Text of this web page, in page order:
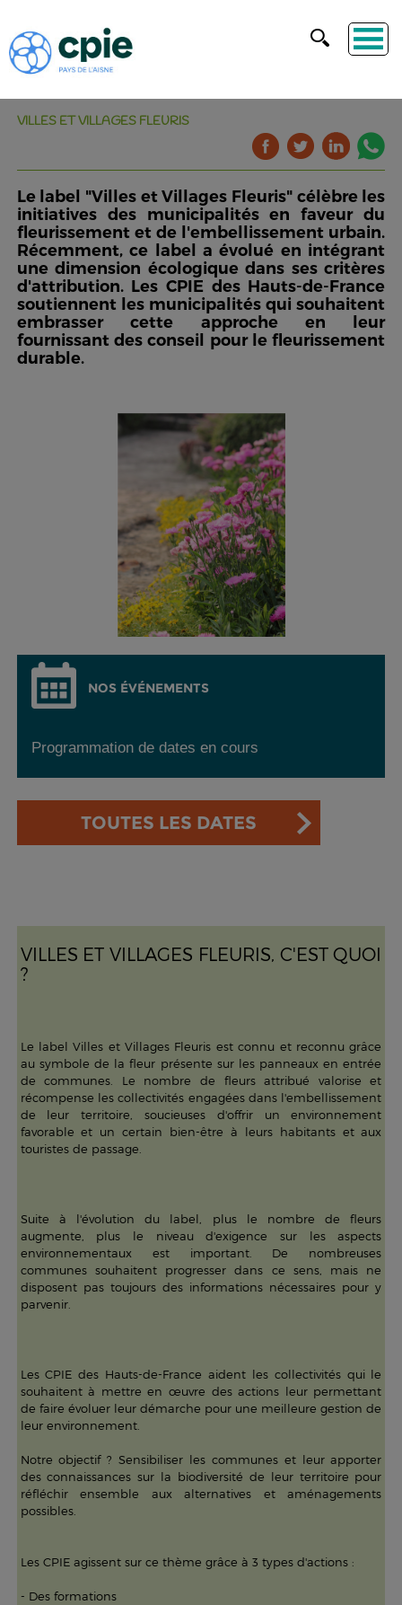
VILLES ET VILLAGES FLEURIS
Le label "Villes et Villages Fleuris" célèbre les
initiatives des municipalités en faveur du
fleurissement et de l'embellissement urbain.
Récemment, ce label a évolué en intégrant
une dimension écologique dans ses critères
d'attribution. Les CPIE des Hauts-de-France
soutiennent les municipalités qui souhaitent
embrasser cette approche en leur
fournissant des conseil pour le fleurissement
durable.
NOS ÉVÉNEMENTS
Programmation de dates en cours
TOUTES LES DATES
VILLES ET VILLAGES FLEURIS, C'EST QUOI
?
Le label Villes et Villages Fleuris est connu et reconnu grâce
au symbole de la fleur présente sur les panneaux en entrée
de communes. Le nombre de fleurs attribué valorise et
récompense les collectivités engagées dans l'embellissement
de leur territoire, soucieuses d'offrir un environnement
favorable et un certain bien-être à leurs habitants et aux
touristes de passage.
Suite à l'évolution du label, plus le nombre de fleurs
augmente, plus le niveau d'exigence sur les aspects
environnementaux est important. De nombreuses
communes souhaitent progresser dans ce sens, mais ne
disposent pas toujours des informations nécessaires pour y
parvenir.
Les CPIE des Hauts-de-France aident les collectivités qui le
souhaitent à mettre en œuvre des actions leur permettant
de faire évoluer leur démarche pour une meilleure gestion de
leur environnement.
Notre objectif ? Sensibiliser les communes et leur apporter
des connaissances sur la biodiversité de leur territoire pour
réfléchir ensemble aux alternatives et aménagements
possibles.
Les CPIE agissent sur ce thème grâce à 3 types d'actions :
- Des formations